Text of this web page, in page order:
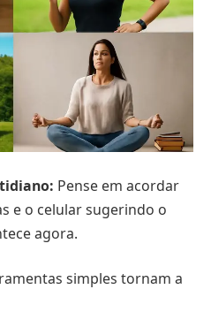
Pense em acordar
e o celular sugerindo o
agora.
simples tornam a